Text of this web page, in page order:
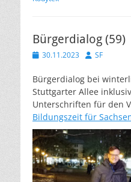
Bürgerdialog (59)
Veröffentlicht
30.11.2023 Autor
SF
Bürgerdialog bei
Stuttgarter Allee
Unterschriften für den
Bildungszeit für